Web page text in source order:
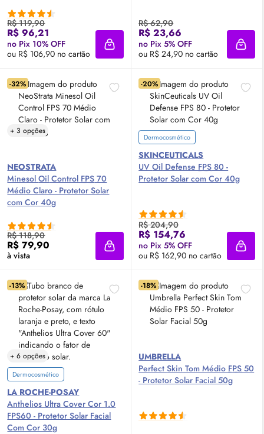
R$ 119,90
R$ 96,21
no Pix 10% OFF
ou R$ 106,90 no cartão
Adicionar à sacola
R$ 62,90
R$ 23,66
no Pix 5% OFF
ou R$ 24,90 no cartão
-32%
+ 3 opções
NEOSTRATA
MinesolOil Control FPS 70
Médio Claro - Protetor Solar
com Cor 40g
R$ 118,90
R$ 79,90
à vista Adicionar à sacola
-20%
Dermocosmético
SKINCEUTICALS
UVOil Defense FPS 80 -
Protetor Solar com Cor 40g
R$ 204,90
R$ 154,76
no Pix 5% OFF
ou R$ 162,90 no cartão
-13%
+ 6 opções
Dermocosmético
LA ROCHE-POSAY
Anthelios Ultra Cover Cor 1.0
FPS60 - Protetor Solar Facial
Com Cor 30g
-18%
UMBRELLA
PerfectSkin Tom Médio FPS 50
- Protetor Solar Facial 50g